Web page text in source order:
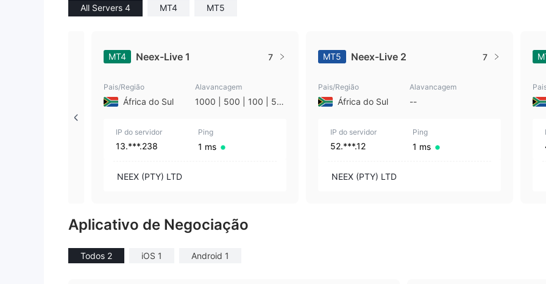
All Servers 4 MT4 MT5
MT4 Neex-Live 1 7
Pais/Região
África do Sul
Alavancagem
1000 | 500 | 100 | 50
IP do servidor
13.***.238
Ping
1 ms
NEEX (PTY) LTD
MT5 Neex-Live 2 7
Pais/Região
África do Sul
Alavancagem
--
IP do servidor
52.***.12
Ping
1 ms
NEEX (PTY) LTD
Aplicativo de Negociação
Todos 2 iOS 1 Android 1